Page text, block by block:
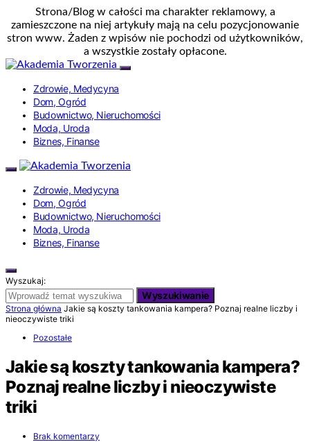
Strona/Blog w całości ma charakter reklamowy, a
zamieszczone na niej artykuły mają na celu pozycjonowanie
stron www. Żaden z wpisów nie pochodzi od użytkowników,
a wszystkie zostały opłacone.
Zdrowie, Medycyna
Dom, Ogród
Budownictwo, Nieruchomości
Moda, Uroda
Biznes, Finanse
Zdrowie, Medycyna
Dom, Ogród
Budownictwo, Nieruchomości
Moda, Uroda
Biznes, Finanse
Wyszukaj:
Wyszukiwanie
Strona główna Jakie są koszty tankowania kampera? Poznaj realne liczby i
nieoczywiste triki
Pozostałe
Jakie są koszty tankowania kampera?
Poznaj realne liczby i nieoczywiste
triki
Brak komentarzy